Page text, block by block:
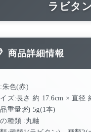
ラビタ
商品詳細情報
朱色(赤)
ズ:長さ 約 17.6cm × 直径
重量:約 5g(1本)
種類 :丸軸